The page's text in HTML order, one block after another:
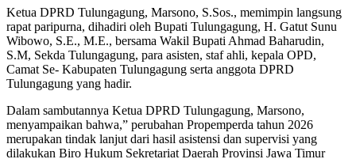
Ketua DPRD Tulungagung, Marsono, S.Sos., memimpin langsung
rapat paripurna, dihadiri oleh Bupati Tulungagung, H. Gatut Sunu
Wibowo, S.E., M.E., bersama Wakil Bupati Ahmad Baharudin,
S.M, Sekda Tulungagung, para asisten, staf ahli, kepala OPD,
Camat Se- Kabupaten Tulungagung serta anggota DPRD
Tulungagung yang hadir.
Dalam sambutannya Ketua DPRD Tulungagung, Marsono,
menyampaikan bahwa,” perubahan Propemperda tahun 2026
merupakan tindak lanjut dari hasil asistensi dan supervisi yang
dilakukan Biro Hukum Sekretariat Daerah Provinsi Jawa Timur